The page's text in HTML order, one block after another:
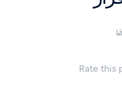
Rate this